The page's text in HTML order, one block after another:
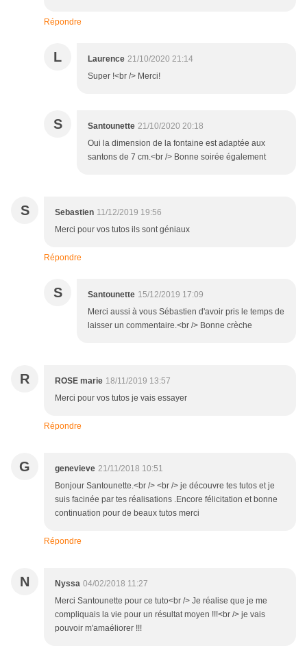
Répondre
L Laurence 21/10/2020 21:14
Super !<br /> Merci!
S Santounette 21/10/2020 20:18
Oui la dimension de la fontaine est adaptée aux
santons de 7 cm.<br /> Bonne soirée également
S Sebastien 11/12/2019 19:56
Merci pour vos tutos ils sont géniaux
Répondre
S Santounette 15/12/2019 17:09
Merci aussi à vous Sébastien d'avoir pris le temps de
laisser un commentaire.<br /> Bonne crèche
R ROSE marie 18/11/2019 13:57
Merci pour vos tutos je vais essayer
Répondre
G genevieve 21/11/2018 10:51
Bonjour Santounette.<br /> <br /> je découvre tes tutos et je
suis facinée par tes réalisations .Encore félicitation et bonne
continuation pour de beaux tutos merci
Répondre
N Nyssa 04/02/2018 11:27
Merci Santounette pour ce tuto<br /> Je réalise que je me
compliquais la vie pour un résultat moyen !!!<br /> je vais
pouvoir m'amaéliorer !!!